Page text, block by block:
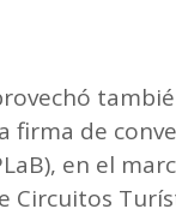
firma de
en el
Circuitos